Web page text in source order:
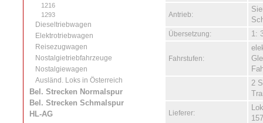
1216
1293
Dieseltriebwagen
Elektrotriebwagen
Reisezugwagen
Nostalgietriebfahrzeuge
Nostalgiewagen
Ausländ. Loks in Österreich
Bel. Strecken Normalspur
Bel. Strecken Schmalspur
HL-AG
Antrieb:
Übersetzung:
1:
Fahrstufen:
2
Lieferer: